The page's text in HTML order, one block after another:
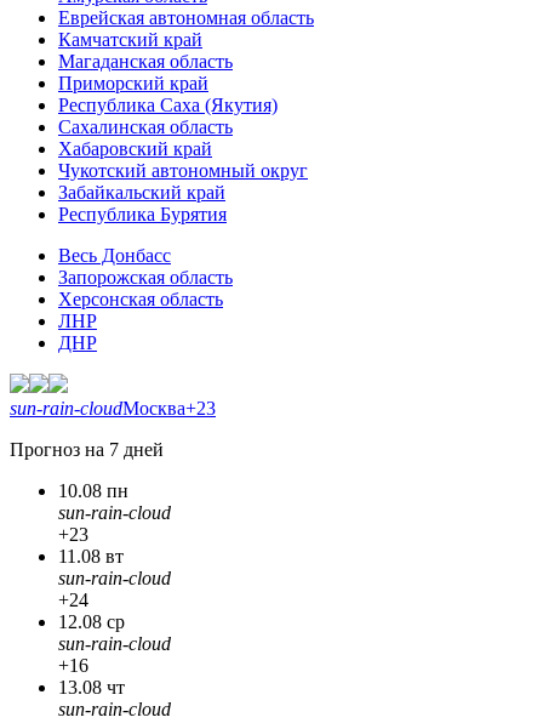
Еврейская автономная область
Камчатский край
Магаданская область
Приморский край
Республика Саха (Якутия)
Сахалинская область
Хабаровский край
Чукотский автономный округ
Забайкальский край
Республика Бурятия
Весь Донбасс
Запорожская область
Херсонская область
ЛНР
ДНР
sun-rain-cloudМосква+23
Прогноз на 7 дней
10.08 пн
sun-rain-cloud
+23
11.08 вт
sun-rain-cloud
+24
12.08 ср
sun-rain-cloud
+16
13.08 чт
sun-rain-cloud